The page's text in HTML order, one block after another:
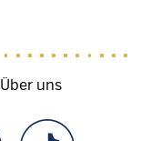
Über uns